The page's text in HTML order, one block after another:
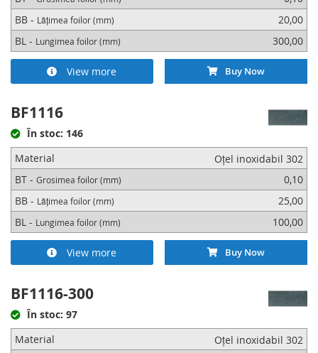
BB - Lățimea foilor (mm)
20,00
BL - Lungimea foilor (mm) 300,00
View more Buy Now
BF1116
În stoc: 146
Material
Oțel inoxidabil 302
BT - Grosimea foilor (mm)
0,10
BB - Lățimea foilor (mm)
25,00
BL - Lungimea foilor (mm) 100,00
View more Buy Now
BF1116-300
În stoc: 97
Material
Oțel inoxidabil 302